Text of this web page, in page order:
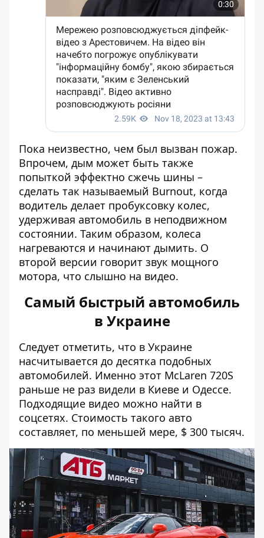
Пока неизвестно, чем был вызван пожар.
Впрочем, дым может быть также
попыткой эффектно сжечь шины –
сделать так называемый Burnout, когда
водитель делает пробуксовку колес,
удерживая автомобиль в неподвижном
состоянии. Таким образом, колеса
нагреваются и начинают дымить. О
второй версии говорит звук мощного
мотора, что слышно на видео.
Самый быстрый автомобиль
в Украине
Следует отметить, что в Украине
насчитывается до десятка подобных
автомобилей. Именно этот McLaren 720S
раньше не раз видели в Киеве и Одессе.
Подходящие видео можно найти в
соцсетях. Стоимость такого авто
составляет, по меньшей мере, $ 300 тысяч.